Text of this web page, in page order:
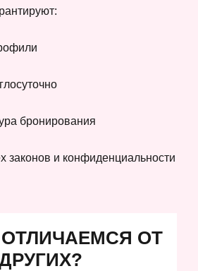
бронирования
законов и конфиденциальности
ОТ